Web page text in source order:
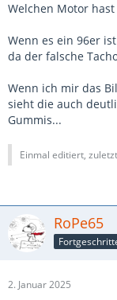
Welchen Motor
Wenn es ein 96er
da der falsche
Wenn ich mir das
sieht die auch
Gummis...
Einmal editiert,
RoPe65
2. Januar 2025